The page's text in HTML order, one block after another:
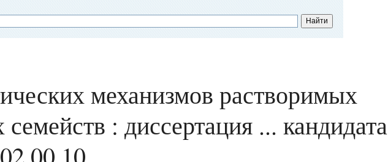
механизмов растворимых
: диссертация ... кандидата